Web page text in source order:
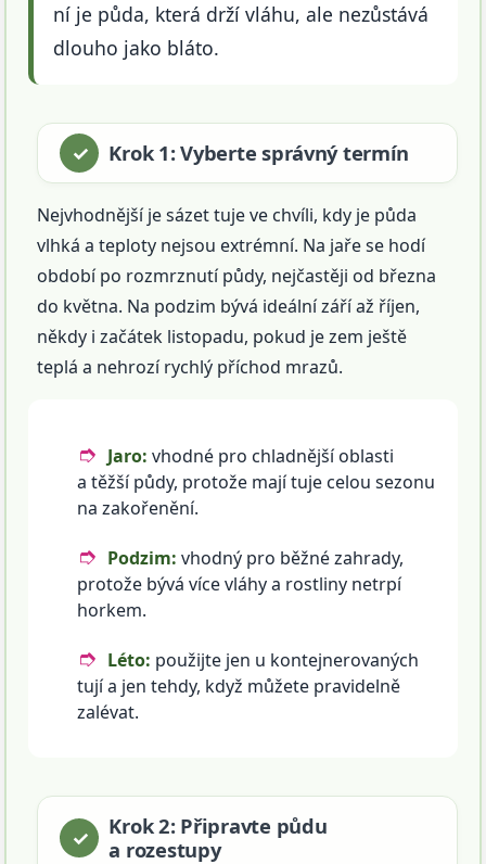
ní je půda, která drží vláhu, ale nezůstává
dlouho jako bláto.
Krok 1: Vyberte správný termín
Nejvhodnější je sázet tuje ve chvíli, kdy je půda
vlhká a teploty nejsou extrémní. Na jaře se hodí
období po rozmrznutí půdy, nejčastěji od března
do května. Na podzim bývá ideální září až říjen,
někdy i začátek listopadu, pokud je zem ještě
teplá a nehrozí rychlý příchod mrazů.
Jaro: vhodné pro chladnější oblasti
a těžší půdy, protože mají tuje celou sezonu
na zakořenění.
Podzim: vhodný pro běžné zahrady,
protože bývá více vláhy a rostliny netrpí
horkem.
Léto: použijte jen u kontejnerovaných
tují a jen tehdy, když můžete pravidelně
zalévat.
Krok 2: Připravte půdu
a rozestupy